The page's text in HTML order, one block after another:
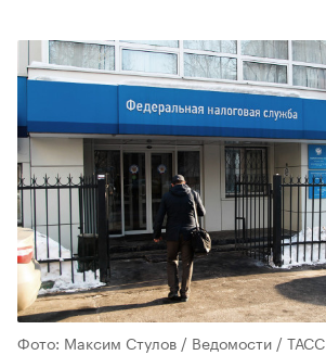
Фото: Максим Стулов / Ведомости / ТАСС